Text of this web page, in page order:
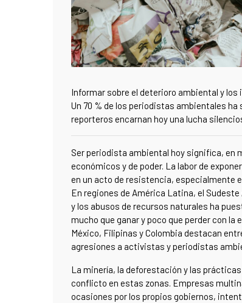
Informar sobre el deterioro ambiental y
Un 70 % de los periodistas ambientales
reporteros encarnan hoy una lucha
Ser periodista ambiental hoy significa, en
económicos y de poder. La labor de
en un acto de resistencia, especialmente
En regiones de América Latina, el
y los abusos de recursos naturales ha
mucho que ganar y poco que perder con la
México, Filipinas y Colombia destacan
agresiones a activistas y periodistas
La minería, la deforestación y las
conflicto en estas zonas. Empresas
ocasiones por los propios gobiernos,